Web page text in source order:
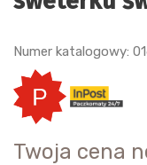
Numer katalogowy:
Twoja cena